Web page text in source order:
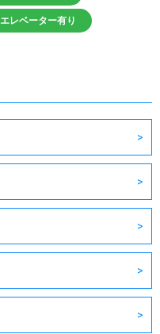
エレベーター有り